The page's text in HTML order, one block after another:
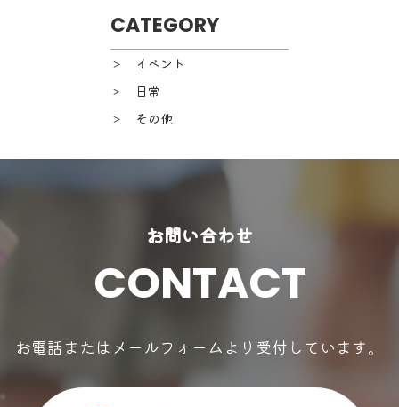
CATEGORY
＞ イベント
＞ 日常
＞ その他
お問い合わせ
CONTACT
お電話またはメールフォームより受付しています。